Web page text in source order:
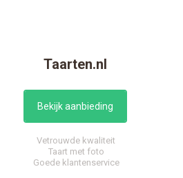
Taarten.nl
Bekijk aanbieding
Vetrouwde kwaliteit
Taart met foto
Goede klantenservice